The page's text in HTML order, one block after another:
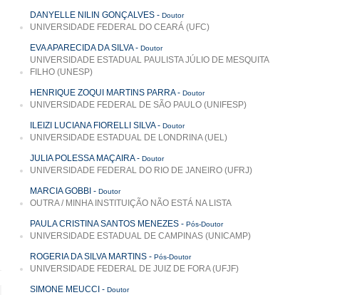
DANYELLE NILIN GONÇALVES - Doutor
UNIVERSIDADE FEDERAL DO CEARÁ (UFC)
EVA APARECIDA DA SILVA- Doutor
UNIVERSIDADE ESTADUAL PAULISTA JÚLIO DE MESQUITA
FILHO (UNESP)
HENRIQUE ZOQUI MARTINS PARRA- Doutor
UNIVERSIDADE FEDERAL DE SÃO PAULO (UNIFESP)
ILEIZI LUCIANA FIORELLI SILVA- Doutor
UNIVERSIDADE ESTADUAL DE LONDRINA (UEL)
JULIA POLESSA MAÇAIRA- Doutor
UNIVERSIDADE FEDERAL DO RIO DE JANEIRO (UFRJ)
MARCIA GOBBI - Doutor
OUTRA / MINHA INSTITUIÇÃO NÃO ESTÁ NA LISTA
PAULA CRISTINA SANTOS MENEZES - Pós-Doutor
UNIVERSIDADE ESTADUAL DE CAMPINAS (UNICAMP)
ROGERIA DA SILVA MARTINS - Pós-Doutor
UNIVERSIDADE FEDERAL DE JUIZ DE FORA (UFJF)
SIMONE MEUCCI - Doutor